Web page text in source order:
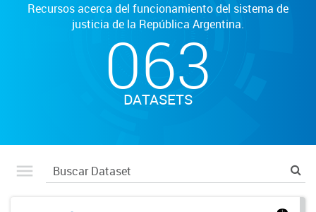
Recursos acerca del funcionamiento del sistema de
justicia de la República Argentina.
063
DATASETS